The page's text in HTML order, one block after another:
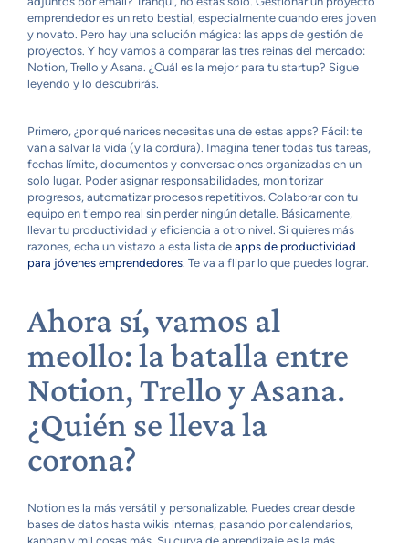
emprendedor es un reto bestial, especialmente cuando eres joven
y novato. Pero hay una solución mágica: las apps de gestión de
proyectos. Y hoy vamos a comparar las tres reinas del mercado:
Notion, Trello y Asana. ¿Cuál es la mejor para tu startup? Sigue
leyendo y lo descubrirás.
Primero, ¿por qué narices necesitas una de estas apps? Fácil: te
van a salvar la vida (y la cordura). Imagina tener todas tus tareas,
fechas límite, documentos y conversaciones organizadas en un
solo lugar. Poder asignar responsabilidades, monitorizar
progresos, automatizar procesos repetitivos. Colaborar con tu
equipo en tiempo real sin perder ningún detalle. Básicamente,
llevar tu productividad y eficiencia a otro nivel. Si quieres más
razones, echa un vistazo a esta lista de apps de productividad
para jóvenes emprendedores. Te va a flipar lo que puedes lograr.
Ahora sí, vamos al
meollo: la batalla entre
Notion, Trello y Asana.
¿Quién se lleva la
corona?
Notion es la más versátil y personalizable. Puedes crear desde
bases de datos hasta wikis internas, pasando por calendarios,